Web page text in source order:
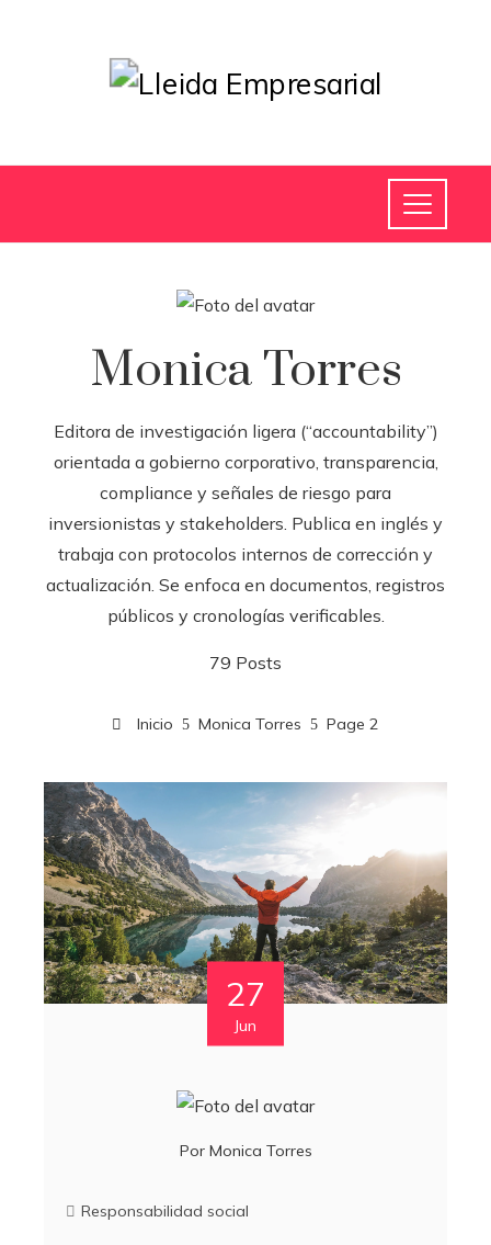
Monica Torres
Editora de investigación ligera (“accountability”)
orientada a gobierno corporativo, transparencia,
compliance y señales de riesgo para
inversionistas y stakeholders. Publica en inglés y
trabaja con protocolos internos de corrección y
actualización. Se enfoca en documentos, registros
públicos y cronologías verificables.
79 Posts
Inicio Monica Torres Page 2
27
Jun
Por Monica Torres
Responsabilidad social